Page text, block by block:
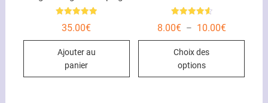
5.00
35.00€
Ajouter au
panier
4.67
8.00€ – 10.00€Plage
Choix des
options